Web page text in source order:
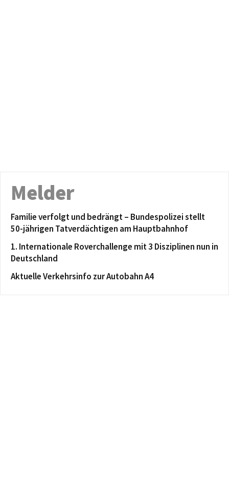
Melder
Familie verfolgt und bedrängt – Bundespolizei stellt
50-jährigen Tatverdächtigen am Hauptbahnhof
1. Internationale Roverchallenge mit 3 Disziplinen nun in
Deutschland
Aktuelle Verkehrsinfo zur Autobahn A4